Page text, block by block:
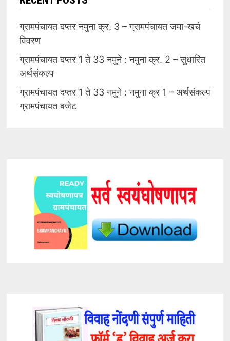
ग्रामपंचायत दप्तर नमुना क्र. 3 – ग्रामपंचायत जमा-खर्च
विवरण
ग्रामपंचायत दप्तर 1 ते 33 नमुने : नमुना क्र. 2 – सुधारित
अर्थसंकल्प
ग्रामपंचायत दप्तर 1 ते 33 नमुने : नमुना क्र 1 – अर्थसंकल्प
ग्रामपंचायत बजेट